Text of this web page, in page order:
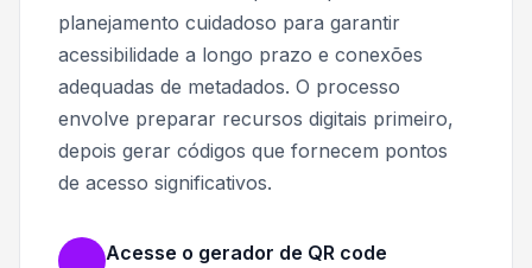
planejamento cuidadoso para garantir
acessibilidade a longo prazo e conexões
adequadas de metadados. O processo
envolve preparar recursos digitais primeiro,
depois gerar códigos que fornecem pontos
de acesso significativos.
Acesse o gerador de QR code